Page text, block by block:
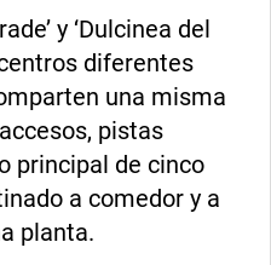
y ‘Dulcinea del
diferentes
una misma
pistas
principal de cinco
a comedor y a
planta.